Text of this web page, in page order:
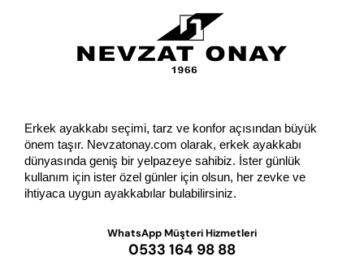
Erkek ayakkabı seçimi, tarz ve konfor açısından büyük
önem taşır. Nevzatonay.com olarak, erkek ayakkabı
dünyasında geniş bir yelpazeye sahibiz. İster günlük
kullanım için ister özel günler için olsun, her zevke ve
ihtiyaca uygun ayakkabılar bulabilirsiniz.
WhatsApp Müşteri Hizmetleri
0533 164 98 88